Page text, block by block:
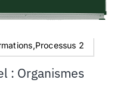
2
: Organismes